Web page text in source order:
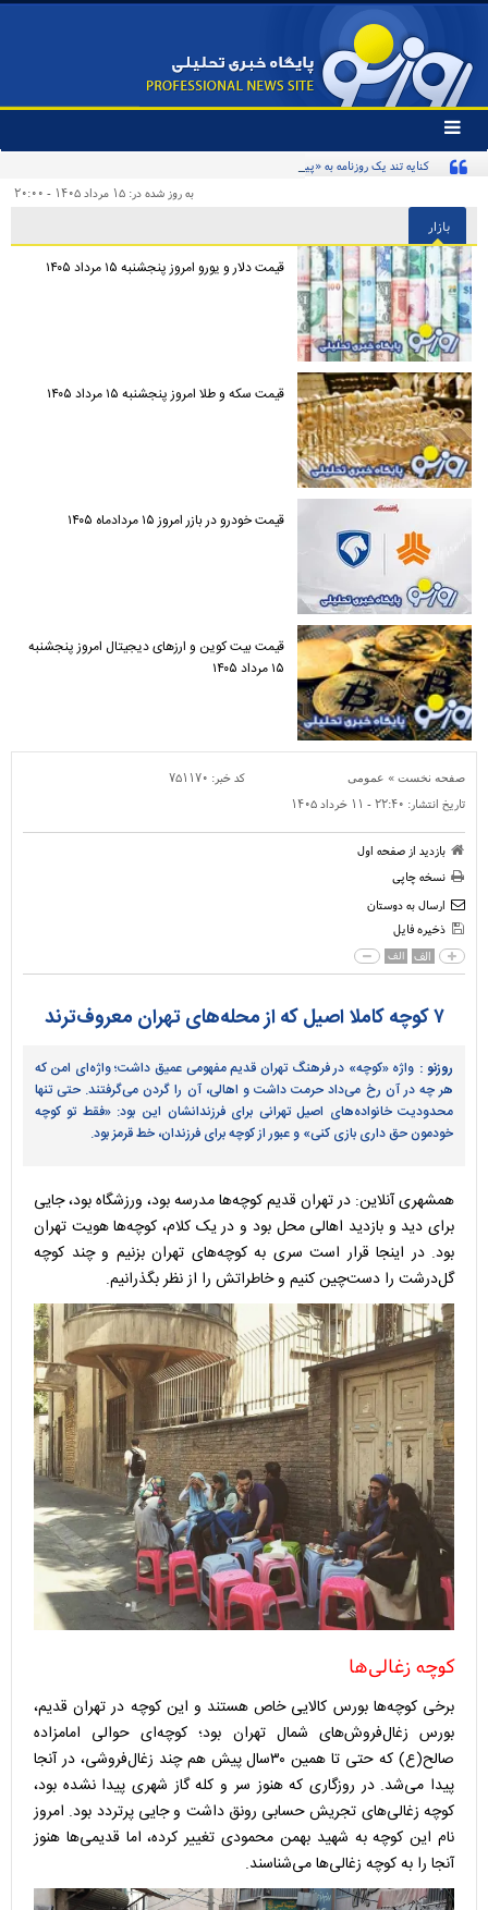
تغییر
وضعیت
منوی
ها
کنایه تند یک روزنامه به «پیروزی‌طلبان زودهنگام» و مخاطبان اینترنشنال
به روز شده در: ۱۵ مرداد ۱۴۰۵ - ۲۰:۰۰
بازار
قیمت دلار و یورو امروز پنجشنبه ۱۵ مرداد ۱۴۰۵
قیمت سکه و طلا امروز پنجشنبه ۱۵ مرداد ۱۴۰۵
قیمت خودرو در بازر امروز ۱۵ مردادماه ۱۴۰۵
قیمت بیت کوین و ارز‌های دیجیتال امروز پنجشنبه
۱۵ مرداد ۱۴۰۵
صفحه نخست » عمومی کد خبر: ۷۵۱۱۷۰
تاریخ انتشار: ۲۲:۴۰ - ۱۱ خرداد ۱۴۰۵
بازدید از صفحه اول
نسخه چاپی
ارسال به دوستان
ذخیره فایل
الف الف
۷ کوچه کاملا اصیل که از محله‌های تهران معروف‌ترند
روزنو : واژه «کوچه» در فرهنگ تهران قدیم مفهومی عمیق داشت؛ واژه‌ای امن که
هر چه در آن رخ می‌داد حرمت داشت و اهالی، آن را گردن می‌گرفتند. حتی تنها
محدودیت خانواده‌های اصیل تهرانی برای فرزندانشان این بود: «فقط تو کوچه
خودمون حق داری بازی کنی» و عبور از کوچه برای فرزندان، خط قرمز بود.
همشهری آنلاین: در تهران قدیم کوچه‌ها مدرسه بود، ورزشگاه بود، جایی
برای دید و بازدید اهالی محل بود و در یک کلام، کوچه‌ها هویت تهران
بود. در اینجا قرار است سری به کوچه‌های تهران بزنیم و چند کوچه
گل‌درشت را دست‌چین کنیم و خاطراتش را از نظر بگذرانیم.
کوچه زغالی‌ها
برخی کوچه‌ها بورس کالایی خاص هستند و این کوچه در تهران قدیم،
بورس زغال‌فروش‌های شمال تهران بود؛ کوچه‌ای حوالی امامزاده
صالح(ع) که حتی تا همین ۳۰سال پیش هم چند زغال‌فروشی، در آنجا
پیدا می‌شد. در روزگاری که هنوز سر و کله گاز شهری پیدا نشده بود،
کوچه زغالی‌های تجریش حسابی رونق داشت و جایی پرتردد بود. امروز
نام این کوچه به شهید بهمن محمودی تغییر کرده، اما قدیمی‌ها هنوز
آنجا را به کوچه زغالی‌ها می‌شناسند.